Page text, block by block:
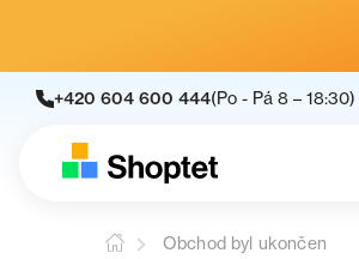
+420 604 600 444(Po - Pá 8 – 18:30)
Obchod byl ukončen